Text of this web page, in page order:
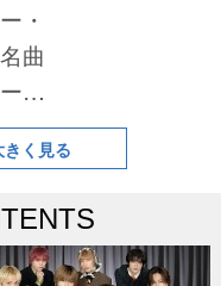
・
曲
ト
す
録
で
気
く見る